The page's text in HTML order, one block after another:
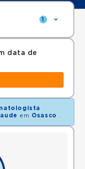
1
data de
em Osasco